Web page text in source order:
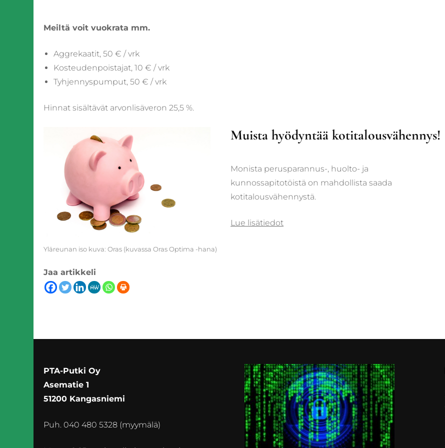
Meiltä voit vuokrata mm.
Aggrekaatit, 50 € / vrk
Kosteudenpoistajat, 10 € / vrk
Tyhjennyspumput, 50 € / vrk
Hinnat sisältävät arvonlisäveron 25,5 %.
Muista hyödyntää kotitalousvähennys!
Monista perusparannus-, huolto- ja
kunnossapitotöistä on mahdollista saada
kotitalousvähennystä.
Lue lisätiedot
Yläreunan iso kuva: Oras (kuvassa Oras Optima -hana)
Jaa artikkeli
PTA-Putki Oy
Asematie 1
51200 Kangasniemi
Puh. 040 480 5328 (myymälä)